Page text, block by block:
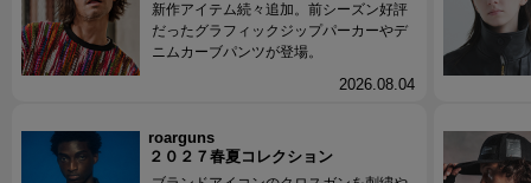
新作アイテム続々追加。前シーズン好評
だったグラフィックジップパーカーやデ
ニムカーブパンツが登場。
2026.08.04
roarguns
２０２７春夏コレクション